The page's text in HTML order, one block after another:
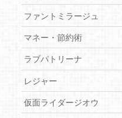
ファントミラージュ
マネー・節約術
ラブパトリーナ
レジャー
仮面ライダージオウ